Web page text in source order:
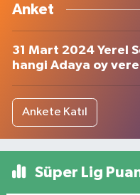
Anket
31 Mart 2024 Yerel
hangi Adaya oy
Ankete Katıl
Süper Lig